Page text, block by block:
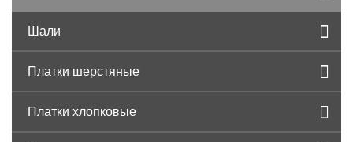
Шали
Платки шерстяные
Платки хлопковые